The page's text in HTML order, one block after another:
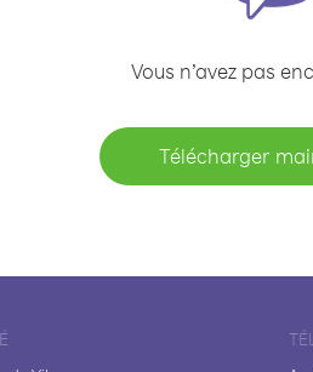
Vous n’avez pas
Télécharger